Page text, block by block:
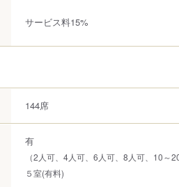
サービス料15%
144席
有
（2人可、4人可、6人可、8人可、10～
５室(有料)